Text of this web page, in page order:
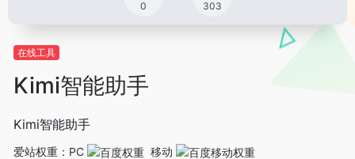
0 303
在线工具
Kimi智能助手
Kimi智能助手
爱站权重： PC 移动